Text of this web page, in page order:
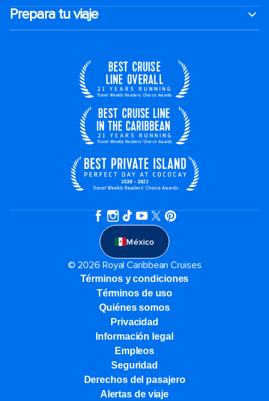
Prepara tu viaje
México
© 2026 Royal Caribbean Cruises
Términos y condiciones
Términos de uso
Quiénes somos
Privacidad
Información legal
Empleos
Seguridad
Derechos del pasajero
Alertas de viaje